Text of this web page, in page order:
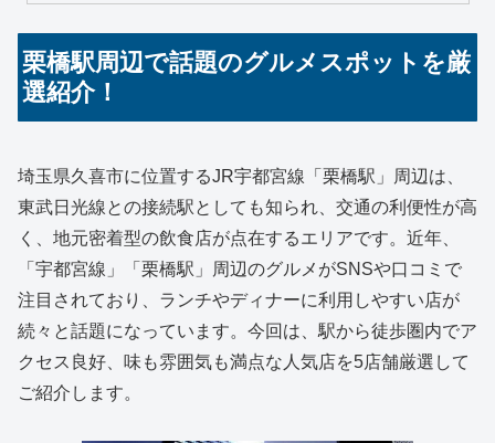
栗橋駅周辺で話題のグルメスポットを厳
選紹介！
埼玉県久喜市に位置するJR宇都宮線「栗橋駅」周辺は、
東武日光線との接続駅としても知られ、交通の利便性が高
く、地元密着型の飲食店が点在するエリアです。近年、
「宇都宮線」「栗橋駅」周辺のグルメがSNSや口コミで
注目されており、ランチやディナーに利用しやすい店が
続々と話題になっています。今回は、駅から徒歩圏内でア
クセス良好、味も雰囲気も満点な人気店を5店舗厳選して
ご紹介します。